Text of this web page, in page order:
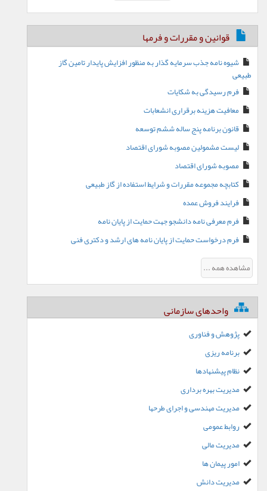
قوانین و مقررات و فرمها
شیوه نامه جذب سرمایه گذار به منظور افزایش پایدار تامین گاز
طبیعی
فرم رسیدگی به شکایات
معافیت هزینه برقراری انشعابات
قانون برنامه پنج ساله ششم توسعه
لیست مشمولین مصوبه شورای اقتصاد
مصوبه شورای اقتصاد
کتابچه مجموعه مقررات و شرایط استفاده از گاز طبیعی
فرایند فروش عمده
فرم معرفی نامه دانشجو جهت حمایت از پایان نامه
فرم درخواست حمایت از پایان نامه های ارشد و دکتری فنی
مشاهده همه ...
واحدهای سازمانی
پژوهش و فناوری
برنامه ریزی
نظام پیشنهادها
مدیریت بهره برداری
مدیریت مهندسی و اجرای طرحها
روابط عمومی
مدیریت مالی
امور پیمان ها
مدیریت دانش